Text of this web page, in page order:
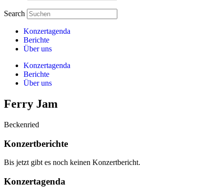
Search
Konzertagenda
Berichte
Über uns
Konzertagenda
Berichte
Über uns
Ferry Jam
Beckenried
Konzertberichte
Bis jetzt gibt es noch keinen Konzertbericht.
Konzertagenda